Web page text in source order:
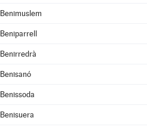
Benimuslem
Beniparrell
Benirredrà
Benisanó
Benissoda
Benisuera